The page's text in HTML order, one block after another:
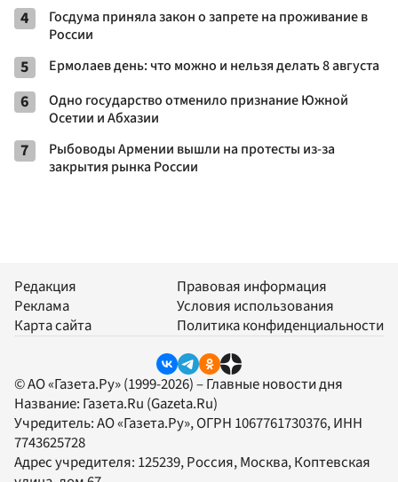
4
Госдума приняла закон о запрете на проживание в
России
5 Ермолаев день: что можно и нельзя делать 8 августа
6
Одно государство отменило признание Южной
Осетии и Абхазии
7
Рыбоводы Армении вышли на протесты из-за
закрытия рынка России
Редакция
Реклама
Карта сайта
Правовая информация
Условия использования
Политика конфиденциальности
© АО «Газета.Ру» (1999-2026) – Главные новости дня
Название: Газета.Ru (Gazeta.Ru)
Учредитель:АО «Газета.Ру», ОГРН 1067761730376, ИНН
7743625728
Адрес учредителя: 125239, Россия, Москва, Коптевская